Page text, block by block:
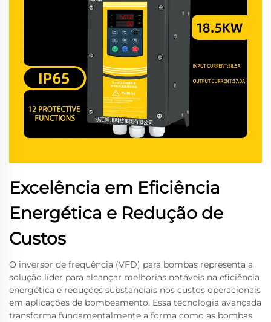
Excelência em Eficiência
Energética e Redução de
Custos
O inversor de frequência (VFD) para bombas representa a
solução líder para alcançar melhorias notáveis na eficiência
energética e reduções substanciais nos custos operacionais
em aplicações de bombeamento. Essa tecnologia avançada
transforma fundamentalmente a forma como as bombas